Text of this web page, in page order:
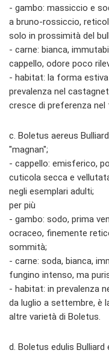
- gambo: massiccio e
a bruno-rossiccio,
solo in prossimità del
- carne: bianca,
cappello, odore poco
- habitat: la forma
prevalenza nel
cresce di preferenza
c. Boletus aereus
"magnan";
- cappello: emisferico,
cuticola secca e
negli esemplari adulti;
per più
- gambo: sodo, prima
ocraceo, finemente
sommità;
- carne: soda, bianca,
fungino intenso, ma
- habitat: in prevalenza
da luglio a settembre, è
altre varietà di Boletus.
d. Boletus edulis